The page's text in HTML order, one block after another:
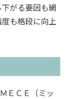
がる要因も網
も格段に向上
ＥＣＥ（ミッ